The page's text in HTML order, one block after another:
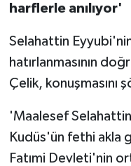
harflerle anılıyor'
Selahattin
hatırlanmasının
Çelik, konuşmasını
'Maalesef
Kudüs'ün fethi akla
Fatımi Devleti'nin